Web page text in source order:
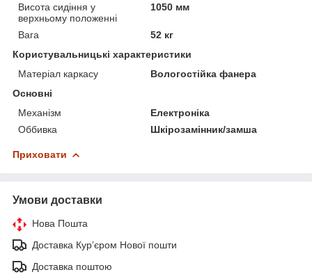
Висота сидіння у
верхньому положенні
1050 мм
Вага
52 кг
Користувальницькі характеристики
Матеріал каркасу
Вологостійка фанера
Основні
Механізм
Електроніка
Оббивка
Шкірозамінник/замша
Приховати
Умови доставки
Нова Пошта
Доставка Курʼєром Нової пошти
Доставка поштою